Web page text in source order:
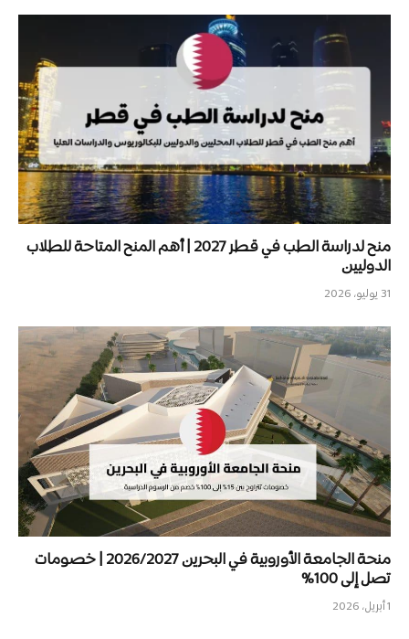
منح لدراسة الطب في قطر 2027 | أهم المنح المتاحة للطلاب
الدوليين
31 يوليو، 2026
منحة الجامعة الأوروبية في البحرين 2026/2027 | خصومات
تصل إلى 100%
1 أبريل، 2026